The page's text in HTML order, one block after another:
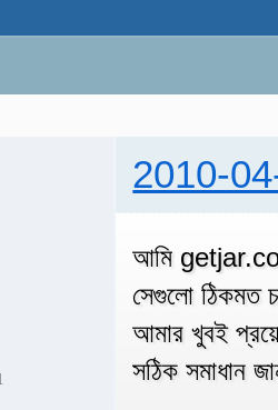
2010-
আমি
সেগুলো
আমার খুবই
সঠিক